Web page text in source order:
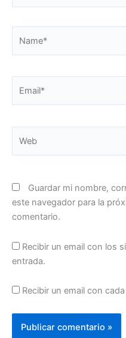
Guardar mi nombre,
este navegador para la
comentario.
Recibir un email con los
entrada.
Recibir un email con